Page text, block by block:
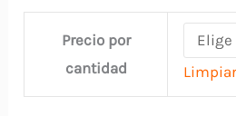
Precio por
cantidad